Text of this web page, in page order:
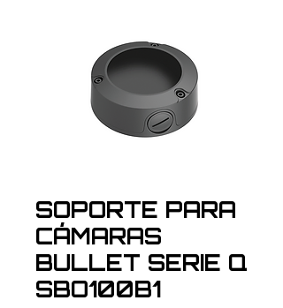
SOPORTE PARA
CÁMARAS
BULLET SERIE Q
SBO100B1